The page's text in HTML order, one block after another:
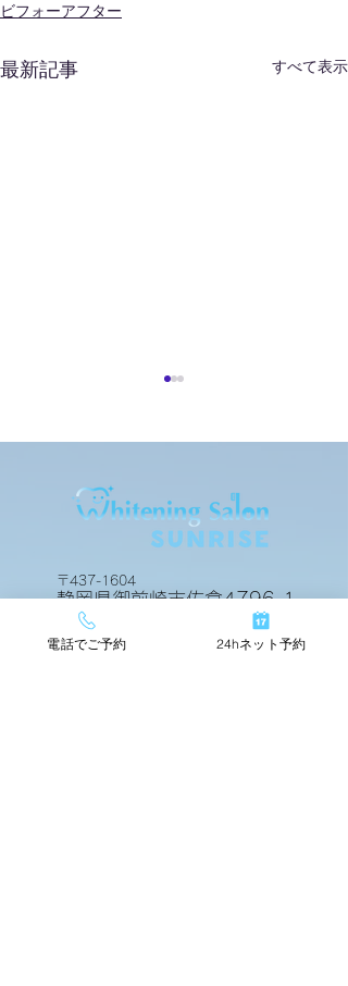
ビフォーアフター
最新記事 すべて表示
ビフォアーアフター
〒437-1604
静岡県御前崎市佐倉4796-1
24hネットで簡単予約
電話でご予約 24hネット予約